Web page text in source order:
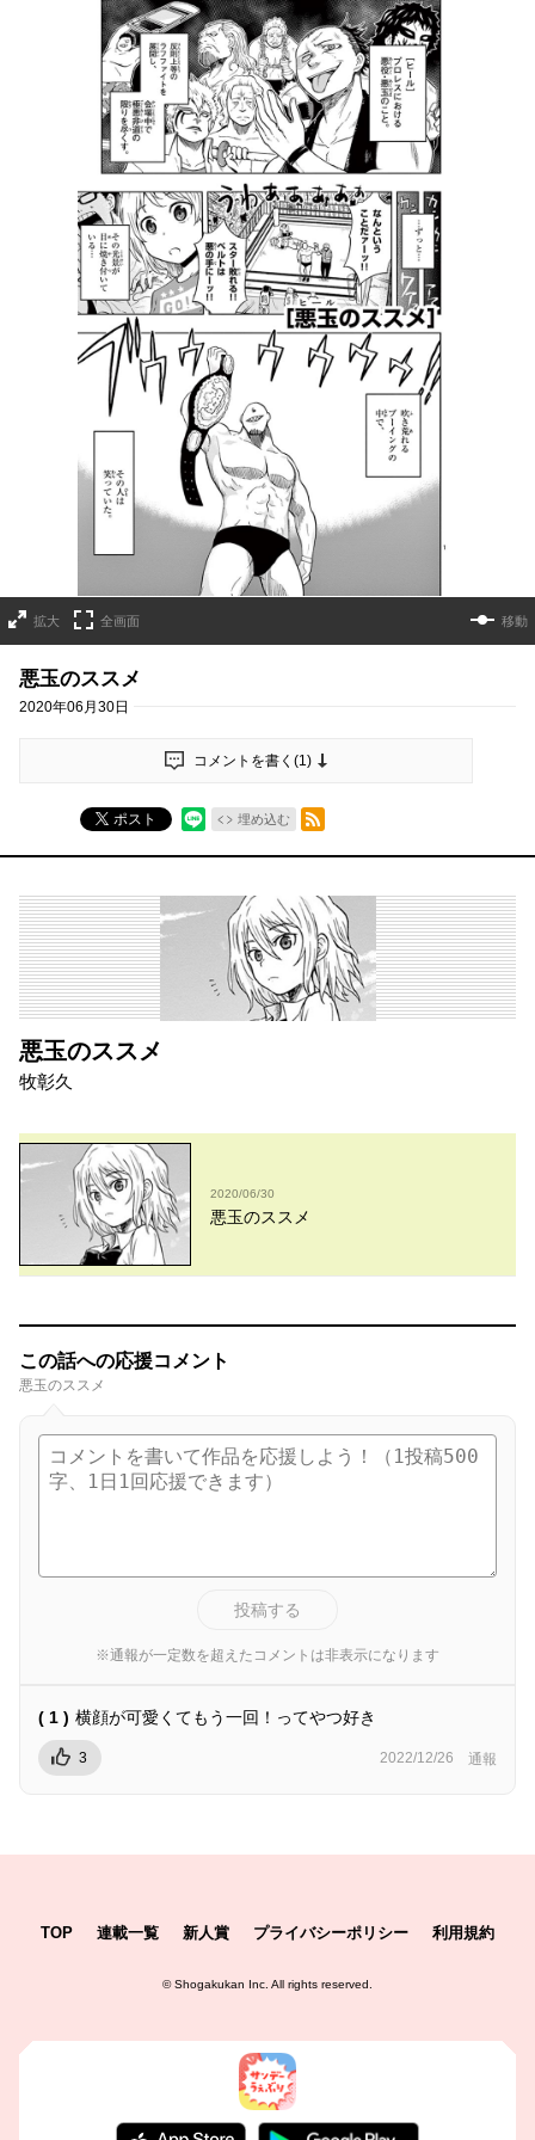
拡大 全画面 移動
悪玉のススメ
2020年06月30日
コメントを書く(1)
ポスト 埋め込む
RSSフィード
悪玉のススメ
牧彰久
2020/06/30
悪玉のススメ
この話への応援コメント
悪玉のススメ
投稿する
※通報が一定数を超えたコメントは非表示になります
( 1 ) 横顔が可愛くてもう一回！ってやつ好き
3 2022/12/26 通報
TOP 連載一覧 新人賞 プライバシーポリシー 利用規約
©Shogakukan Inc. All rights reserved.